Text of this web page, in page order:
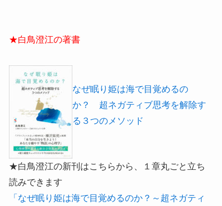
★白鳥澄江の著書
なぜ眠り姫は海で目覚めるの
か？ 超ネガティブ思考を解除す
る３つのメソッド
★白鳥澄江の新刊はこちらから、１章丸ごと立ち
読みできます
「なぜ眠り姫は海で目覚めるのか？～超ネガティ